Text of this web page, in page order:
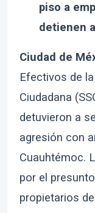
piso a
detienen
Ciudad de
Efectivos de
Ciudadana
detuvieron a
agresión con
Cuauhtémoc.
por el
propietarios